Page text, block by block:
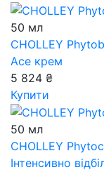
50 мл
CHOLLEY
Аce крем
5 824 ₴
Купити
50 мл
CHOLLEY
Інтенсивно